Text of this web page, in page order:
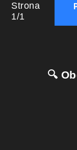
Strona
1/1
🔍